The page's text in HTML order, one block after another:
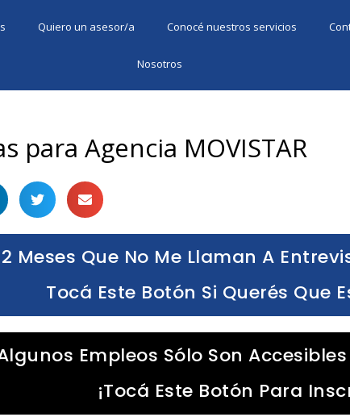
Quiero un asesor/a Conocé nuestros servicios
Nosotros
para Agencia MOVISTAR
Meses Que No Me Llaman A
Tocá Este Botón Si Querés Que
Empleos Sólo Son
¡Tocá Este Botón Para